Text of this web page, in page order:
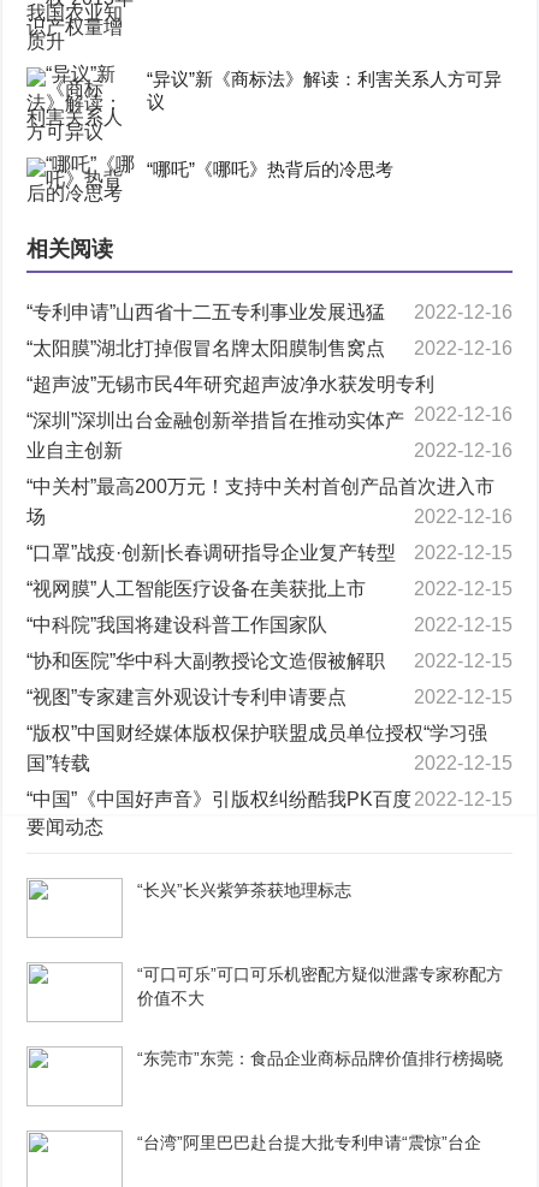
“异议”新《商标法》解读：利害关系人方可异
议
“哪吒”《哪吒》热背后的冷思考
相关阅读
“专利申请”山西省十二五专利事业发展迅猛
2022-12-16
“太阳膜”湖北打掉假冒名牌太阳膜制售窝点
2022-12-16
“超声波”无锡市民4年研究超声波净水获发明专利
2022-12-16
“深圳”深圳出台金融创新举措旨在推动实体产
业自主创新
2022-12-16
“中关村”最高200万元！支持中关村首创产品首次进入市
场
2022-12-16
“口罩”战疫·创新|长春调研指导企业复产转型
2022-12-15
“视网膜”人工智能医疗设备在美获批上市
2022-12-15
“中科院”我国将建设科普工作国家队
2022-12-15
“协和医院”华中科大副教授论文造假被解职
2022-12-15
“视图”专家建言外观设计专利申请要点
2022-12-15
“版权”中国财经媒体版权保护联盟成员单位授权“学习强
国”转载
2022-12-15
“中国”《中国好声音》引版权纠纷酷我PK百度2022-12-15
要闻动态
“长兴”长兴紫笋茶获地理标志
“可口可乐”可口可乐机密配方疑似泄露专家称配方
价值不大
“东莞市”东莞：食品企业商标品牌价值排行榜揭晓
“台湾”阿里巴巴赴台提大批专利申请“震惊”台企